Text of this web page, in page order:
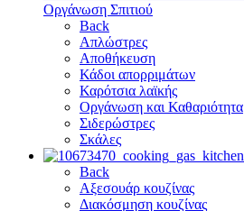
Οργάνωση Σπιτιού
Back
Απλώστρες
Αποθήκευση
Κάδοι απορριμάτων
Καρότσια λαϊκής
Οργάνωση και Καθαριότητα
Σιδερώστρες
Σκάλες
Back
Αξεσουάρ κουζίνας
Διακόσμηση κουζίνας